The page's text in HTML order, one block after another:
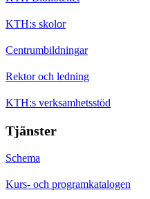
KTH:s skolor
Centrumbildningar
Rektor och ledning
KTH:s verksamhetsstöd
Tjänster
Schema
Kurs- och programkatalogen